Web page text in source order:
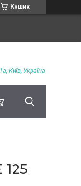
Кошик
Київ, Україна